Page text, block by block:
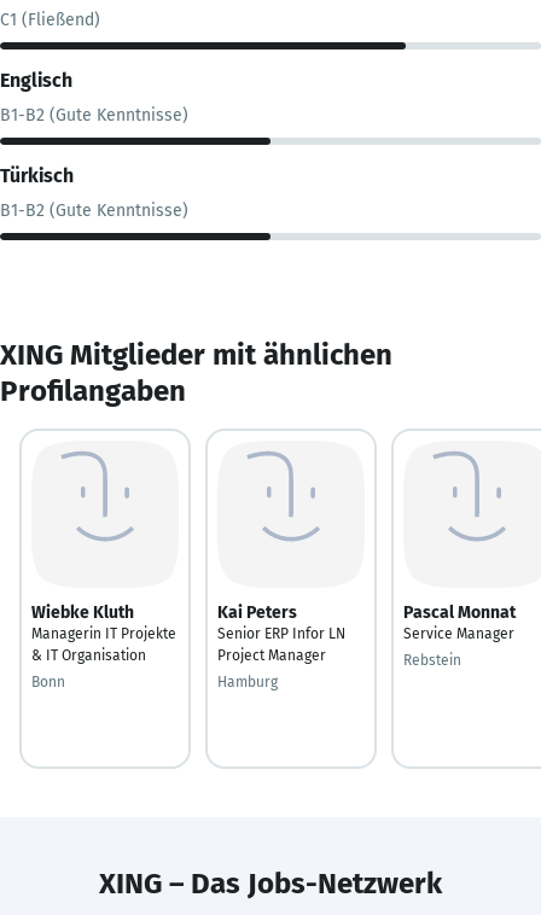
C1 (Fließend)
Englisch
B1-B2 (Gute Kenntnisse)
Türkisch
B1-B2 (Gute Kenntnisse)
XING Mitglieder mit ähnlichen
Profilangaben
Wiebke Kluth
Managerin IT Projekte
& IT Organisation
Bonn
Kai Peters
Senior ERP Infor LN
Project Manager
Hamburg
Pascal Monnat
Service Manager
Rebstein
XING – Das Jobs-Netzwerk